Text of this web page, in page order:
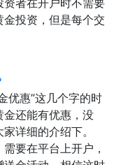
者在开户时不需要
投资，但是每个交
优惠”这几个字的时
还能有优惠，没
详细的介绍下。
要在平台上开户，